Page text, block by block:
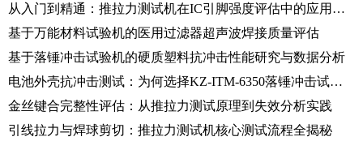
从入门到精通：推拉力测试机在IC引脚强度评估中的应用宝典
基于万能材料试验机的医用过滤器超声波焊接质量评估
基于落锤冲击试验机的硬质塑料抗冲击性能研究与数据分析
电池外壳抗冲击测试：为何选择KZ-ITM-6350落锤冲击试验机？
金丝键合完整性评估：从推拉力测试原理到失效分析实践
引线拉力与焊球剪切：推拉力测试机核心测试流程全揭秘